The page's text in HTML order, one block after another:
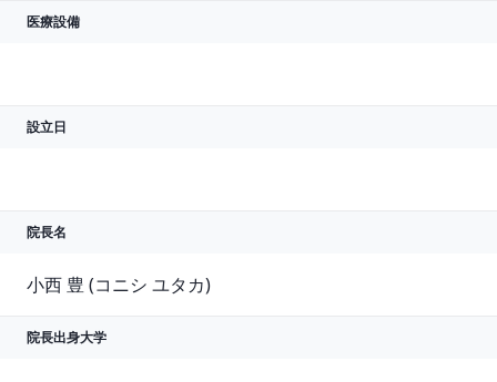
医療設備
設立日
院長名
小西 豊 (コニシ ユタカ)
院長出身大学